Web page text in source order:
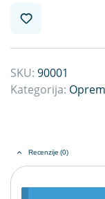
SKU: 90001
Kategorija:
Recenzije (0)